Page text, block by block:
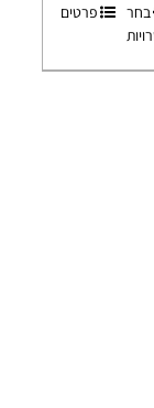
עד
בחר
למוצר
זה
יש
פרטים